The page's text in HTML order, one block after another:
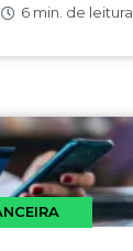
6 min. de leitura